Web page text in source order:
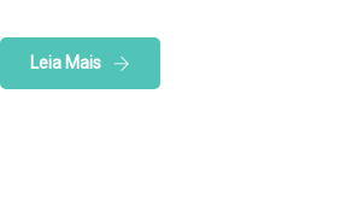
Leia Mais